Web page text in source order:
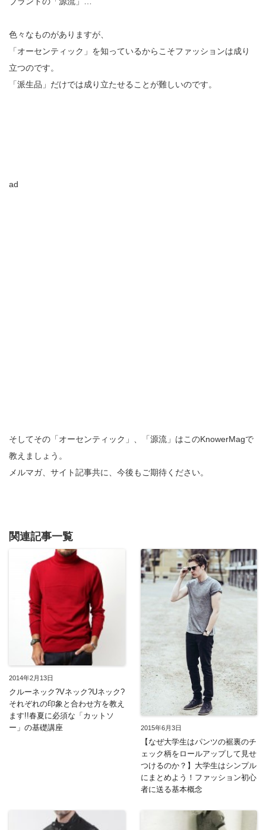
色々なものがありますが、
「オーセンティック」を知っているからこそファッションは成り
立つのです。
「派生品」だけでは成り立たせることが難しいのです。
ad
そしてその「オーセンティック」、「源流」はこのKnowerMagで
教えましょう。
メルマガ、サイト記事共に、今後もご期待ください。
関連記事一覧
2014年2月13日
クルーネック?Vネック?Uネック?
それぞれの印象と合わせ方を教え
ます!!春夏に必須な「カットソ
ー」の基礎講座
2015年6月3日
【なぜ大学生はパンツの裾裏のチ
ェック柄をロールアップして見せ
つけるのか？】大学生はシンプル
にまとめよう！ファッション初心
者に送る基本概念